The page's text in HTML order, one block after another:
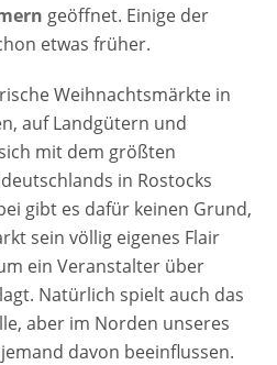
geöffnet. Einige der
etwas früher.
Weihnachtsmärkte in
auf Landgütern und
mit dem größten
in Rostocks
gibt es dafür keinen Grund,
sein völlig eigenes Flair
ein Veranstalter über
Natürlich spielt auch das
aber im Norden unseres
davon beeinflussen.